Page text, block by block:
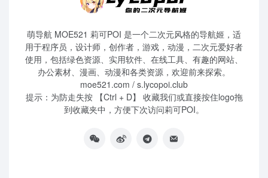
萌导航 MOE521 莉可POI 是一个二次元风格的导航姬，适
用于程序员，设计师，创作者，游戏，动漫，二次元爱好者
使用，包括绿色资源、实用软件、在线工具、有趣的网站、
办公素材、漫画、动漫和各类资源，欢迎前来探索。
moe521.com / s.lycopoi.club
提示：为防走失按 【Ctrl + D】 收藏我们或直接按住logo拖
到收藏夹中，方便下次访问莉可POI。